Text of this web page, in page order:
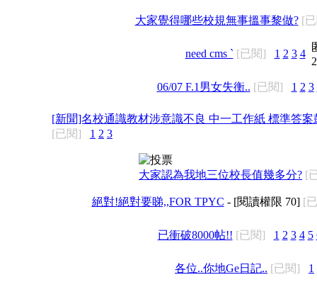
大家覺得哪些校規無事搵事黎做? [
need cms ` [已閱] 1 2 3 4
06/07 F.1男女失衡.. [已閱] 1 2 3
[新聞]名校通識教材涉意識不良 中一工作紙 標準答
[已閱]
1 2 3
大家認為我地三位校長值幾多分? [
絕對!絕對要睇,,FOR TPYC - [閱讀權限 70] [
已衝破8000帖!! [已閱] 1 2 3 4 5
各位..你地Ge日記.. [已閱] 1